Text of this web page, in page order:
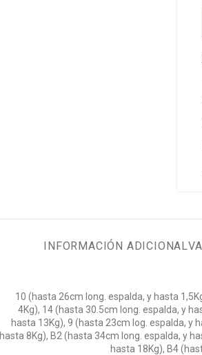
INFORMACIÓN ADICIONAL
10 (hasta 26cm long. espalda, y hasta
4Kg), 14 (hasta 30.5cm long. espalda, y
hasta 13Kg), 9 (hasta 23cm log. espalda, y
hasta 8Kg), B2 (hasta 34cm long. espalda, y
hasta 18Kg), B4